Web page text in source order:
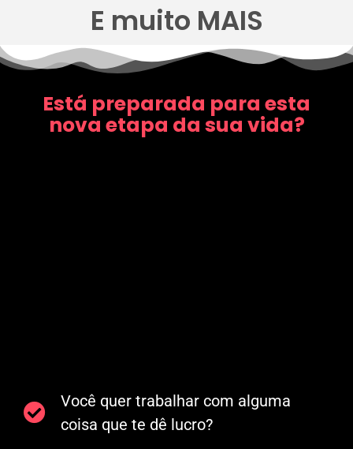
E muito MAIS
Está preparada para esta
nova etapa da sua vida?
Você quer trabalhar com alguma
coisa que te dê lucro?